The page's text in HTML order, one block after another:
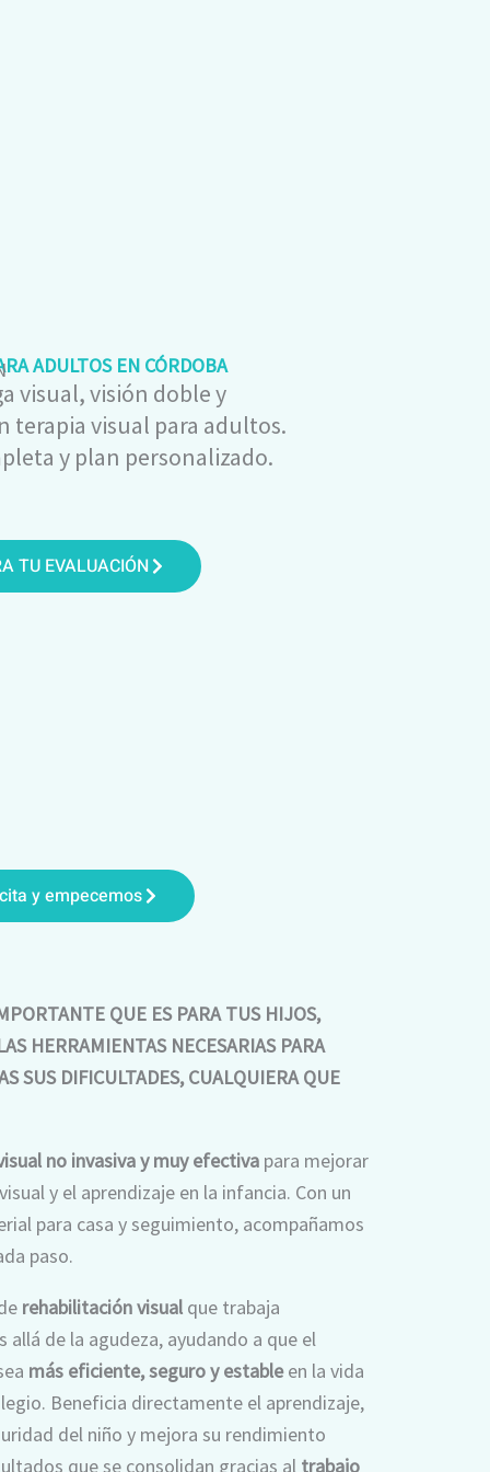
ADULTOS EN CÓRDOBA
visual, visión doble y
terapia visual para adultos.
y plan personalizado.
TU EVALUACIÓN
y empecemos
QUE ES PARA TUS HIJOS,
HERRAMIENTAS NECESARIAS PARA
SUS DIFICULTADES, CUALQUIERA QUE
no invasiva y muy efectiva para mejorar
y el aprendizaje en la infancia. Con un
para casa y seguimiento, acompañamos
paso.
rehabilitación visual que trabaja
allá de la agudeza, ayudando a que el
más eficiente, seguro y estableen la vida
Beneficia directamente el aprendizaje,
del niño y mejora su rendimiento
que se consolidan gracias al trabajo